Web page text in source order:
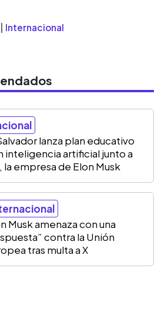
Internacional
lanza plan educativo
inteligencia artificial junto a
la empresa de Elon Musk
Musk amenaza con una
contra la Unión
tras multa a X